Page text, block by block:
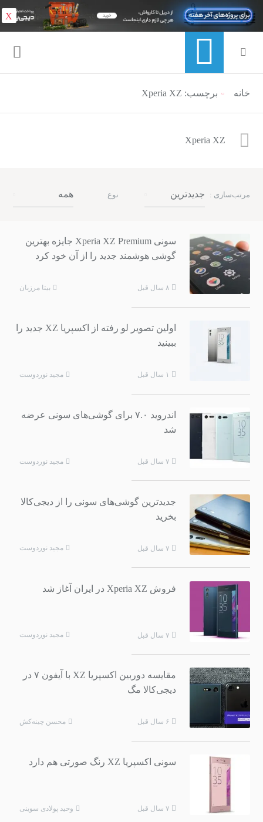
منوی ناوبری خرده نان
خانه برچسب: Xperia XZ
Xperia XZ
مرتب‌سازی : جدیدترین نوع همه
سونی Xperia XZ Premium جایزه بهترین
گوشی هوشمند جدید را از آن خود کرد
۸ سال قبل بیتا مرزبان
اولین تصویر لو رفته از اکسپریا XZ جدید را
ببینید
۱ سال قبل مجید نوردوست
اندروید ۷.۰ برای گوشی‌های سونی عرضه
شد
۷ سال قبل مجید نوردوست
جدیدترین گوشی‌های سونی را از دیجی‌کالا
بخرید
۷ سال قبل مجید نوردوست
فروش Xperia XZ در ایران آغاز شد
۷ سال قبل مجید نوردوست
مقایسه دوربین اکسپریا XZ با آیفون ۷ در
دیجی‌کالا مگ
۶ سال قبل محسن چینه‌کش
سونی اکسپریا XZ رنگ صورتی هم دارد
۷ سال قبل وحید پولادی سوینی
X